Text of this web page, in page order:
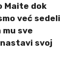
Maite dok
već sedeli
sve
svoj